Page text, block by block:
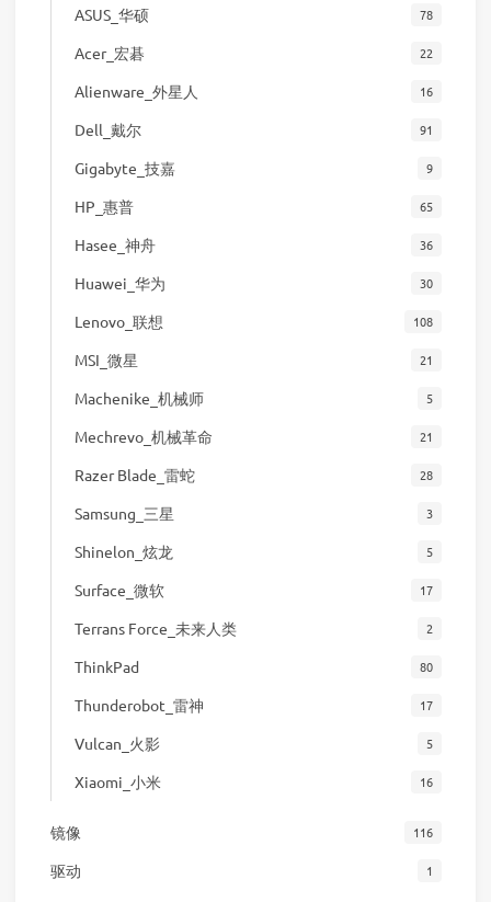
ASUS_华硕 78
Acer_宏碁 22
Alienware_外星人 16
Dell_戴尔 91
Gigabyte_技嘉 9
HP_惠普 65
Hasee_神舟 36
Huawei_华为 30
Lenovo_联想 108
MSI_微星 21
Machenike_机械师 5
Mechrevo_机械革命 21
Razer Blade_雷蛇 28
Samsung_三星 3
Shinelon_炫龙 5
Surface_微软 17
Terrans Force_未来人类 2
ThinkPad 80
Thunderobot_雷神 17
Vulcan_火影 5
Xiaomi_小米 16
镜像 116
驱动 1